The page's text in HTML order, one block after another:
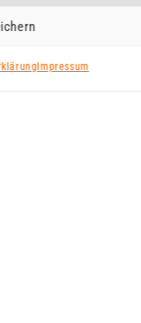
Impressum